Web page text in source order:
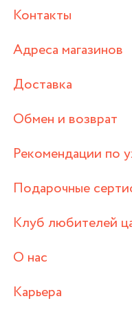
Контакты
Адреса магазинов
Доставка
Обмен и возврат
Рекомендации по
Подарочные
Клуб любителей
О нас
Карьера